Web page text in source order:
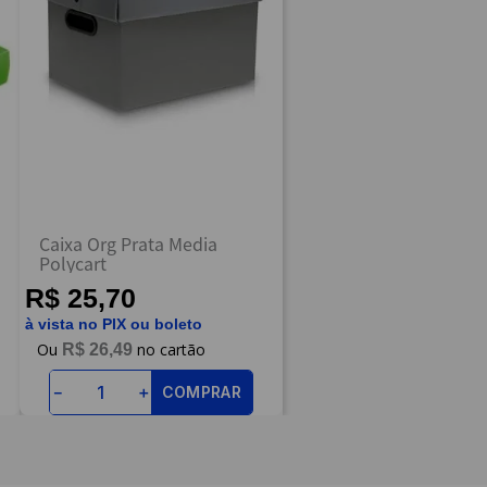
Caixa Org Prata Media
Polycart
R$ 25,70
à vista no PIX ou boleto
R$ 26,49
＋
－ COMPRAR